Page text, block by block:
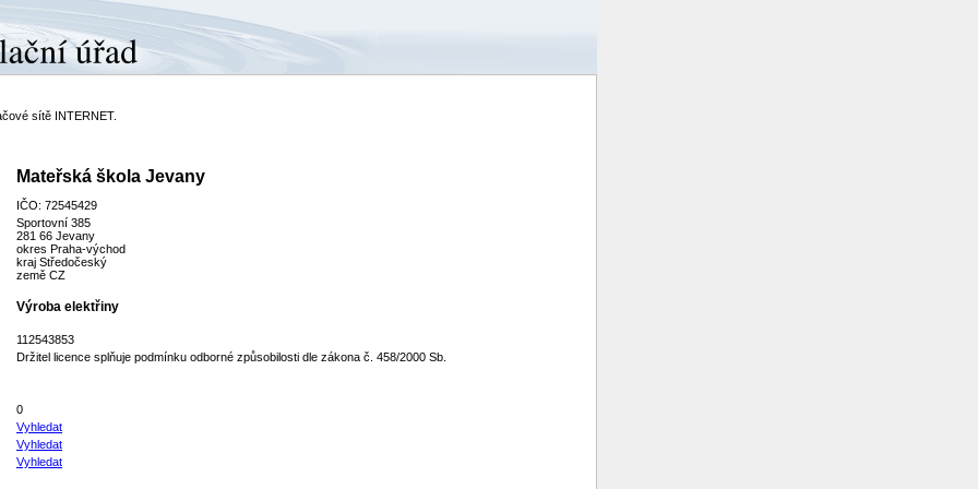
sítě INTERNET.
Mateřská škola Jevany
IČO: 72545429
Sportovní 385
281 66 Jevany
okres Praha-východ
kraj Středočeský
země CZ
Výroba elektřiny
112543853
Držitel licence splňuje podmínku odborné způsobilosti dle zákona č. 458/2000 Sb.
0
Vyhledat
Vyhledat
Vyhledat